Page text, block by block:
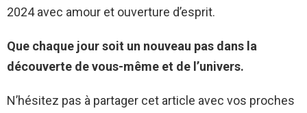
2024 avec amour et ouverture d’esprit.
Que chaque jour soit un nouveau pas dans la
découverte de vous-même et de l’univers.
N’hésitez pas à partager cet article avec vos proches